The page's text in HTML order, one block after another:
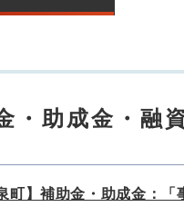
・助成金・融
町】補助金・助成金：